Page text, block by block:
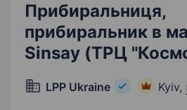
Прибиральниця,
прибиральник в
Sinsay (ТРЦ
LPP Ukraine Kyiv,